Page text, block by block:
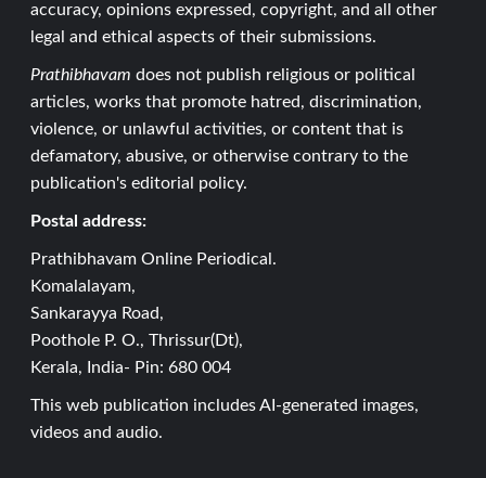
accuracy, opinions expressed, copyright, and all other
legal and ethical aspects of their submissions.
Prathibhavam does not publish religious or political
articles, works that promote hatred, discrimination,
violence, or unlawful activities, or content that is
defamatory, abusive, or otherwise contrary to the
publication's editorial policy.
Postal address:
Prathibhavam Online Periodical.
Komalalayam,
Sankarayya Road,
Poothole P. O., Thrissur(Dt),
Kerala, India- Pin: 680 004
This web publication includes AI-generated images,
videos and audio.